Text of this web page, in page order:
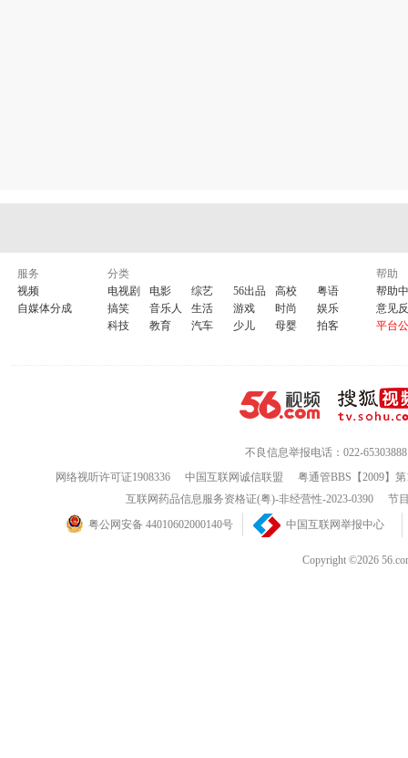
服务
视频
自媒体分成
分类
电视剧
电影 综艺 56出品 高校
粤语
搞笑
音乐人 生活 游戏 时尚
娱乐
科技
教育 汽车 少儿 母婴 拍客
帮助
帮助
意见
平台
不良信息举报电话：022-65303888
网络视听许可证1908336
中国互联网诚信联盟
粤通管BBS【2009】
互联网药品信息服务资格证(粤)-非经营性-2023-0390
节
粤公网安备 44010602000140号
中国互联网举报中心
Copyright ©2026